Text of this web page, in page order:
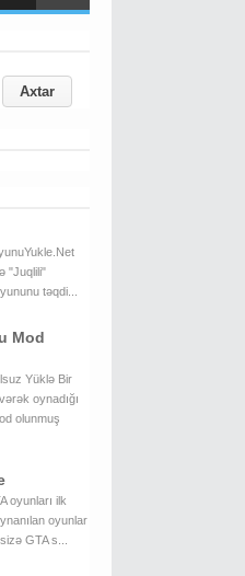
"Juqlili"
təqdi...
Mod
Yüklə Bir
oynadığı
olunmuş
oyunları ilk
oyunlar
GTA s...